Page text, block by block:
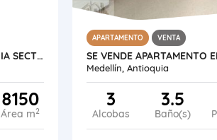
LOTE EN VENTA COPACABANA ANTIOQUIA SECTOR EL ZARZAL
8150
Área m2
APARTAMENTO VENTA
Medellín, Antioquia
3
Alcobas
3.5
Baño(s)